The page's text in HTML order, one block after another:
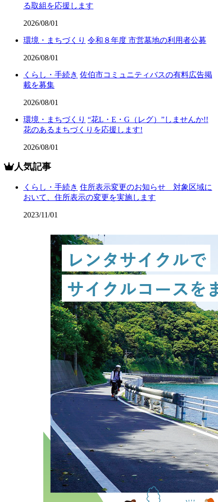
る取組を応援します
2026/08/01
環境・まちづくり 令和８年度 市営墓地の利用者公募
2026/08/01
くらし・手続き 佐伯市コミュニティバスの有料広告掲
載を募集
2026/08/01
環境・まちづくり “花L・E・G（レグ）”しませんか!!
花のあるまちづくりを応援します!
2026/08/01
人気記事
くらし・手続き 住所表示変更のお知らせ 対象区域に
おいて、住所表示の変更を実施します
2023/11/01